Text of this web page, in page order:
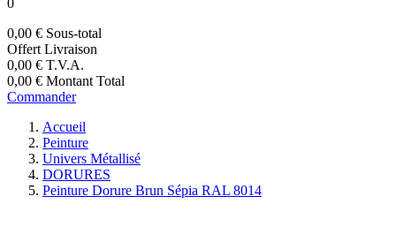
0
0,00 € Sous-total
Offert Livraison
0,00 € T.V.A.
0,00 € Montant Total
Commander
Accueil
Peinture
Univers Métallisé
DORURES
Peinture Dorure Brun Sépia RAL 8014